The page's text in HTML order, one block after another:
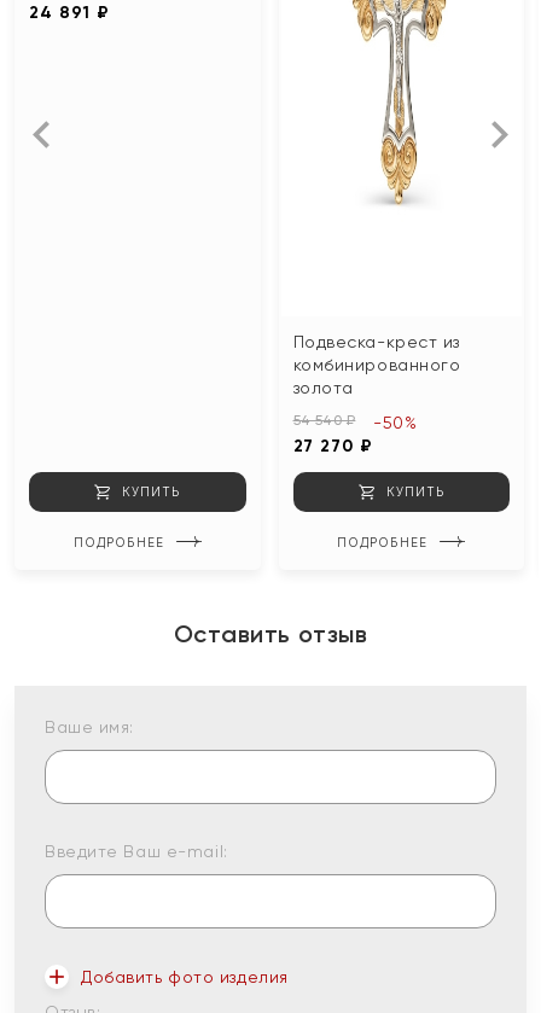
24 891 ₽
КУПИТЬ
ПОДРОБНЕЕ
Подвеска-крест из
комбинированного
золота
54 540 ₽
27 270 ₽
-50%
КУПИТЬ
ПОДРОБНЕЕ
Оставить отзыв
Ваше имя:
Введите Ваш e-mail:
Добавить фото изделия